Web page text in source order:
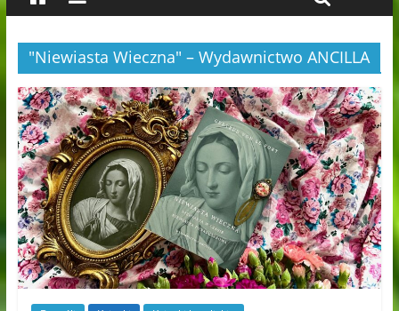
"Niewiasta Wieczna" – Wydawnictwo ANCILLA